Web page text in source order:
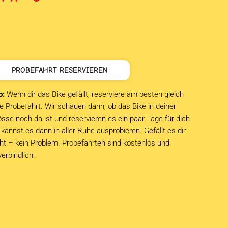
PROBEFAHRT RESERVIEREN
Wenn dir das Bike gefällt, reserviere am besten gleich
Probefahrt. Wir schauen dann, ob das Bike in deiner
noch da ist und reservieren es ein paar Tage für dich.
kannst es dann in aller Ruhe ausprobieren. Gefällt es dir
– kein Problem. Probefahrten sind kostenlos und